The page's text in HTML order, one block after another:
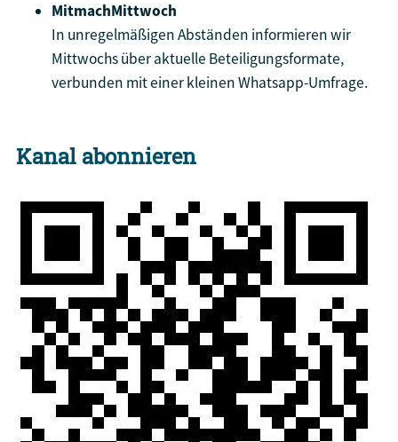
MitmachMittwoch
In unregelmäßigen Abständen informieren wir
Mittwochs über aktuelle Beteiligungsformate,
verbunden mit einer kleinen Whatsapp-Umfrage.
Kanal abonnieren